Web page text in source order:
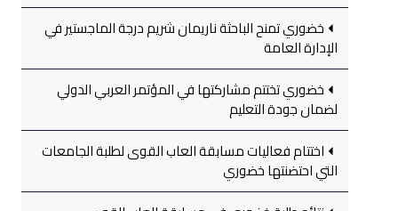
خضوري تمنح الباحثة ناريمان شريم درجة الماجستير في
الإدارة العامة
خضوري تختتم مشاركتها في المؤتمر العربي الدولي
لضمان جودة التعليم
اختتام فعاليات مسابقة العاب القوى لطلبة الجامعات
التي احتضنتها خضوري